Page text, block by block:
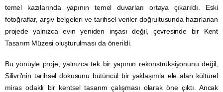
temel kazılarında yapının temel duvarları ortaya çıkarıldı. Eski
fotoğraflar, arşiv belgeleri ve tarihsel veriler doğrultusunda hazırlanan
projede yalnızca evin yeniden inşası değil, çevresinde bir Kent
Tasarım Müzesi oluşturulması da önerildi.
Bu yönüyle proje, yalnızca tek bir yapının rekonstrüksiyonunu değil,
Silivri'nin tarihsel dokusunu bütüncül bir yaklaşımla ele alan kültürel
miras odaklı bir kentsel tasarım çalışması olarak öne çıktı. Ancak